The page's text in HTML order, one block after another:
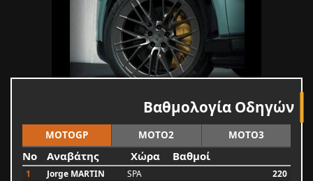
Βαθμολογία Οδηγών
MOTOGP MOTO2 MOTO3
No Αναβάτης Χώρα Βαθμοί
1 Jorge MARTIN SPA
220